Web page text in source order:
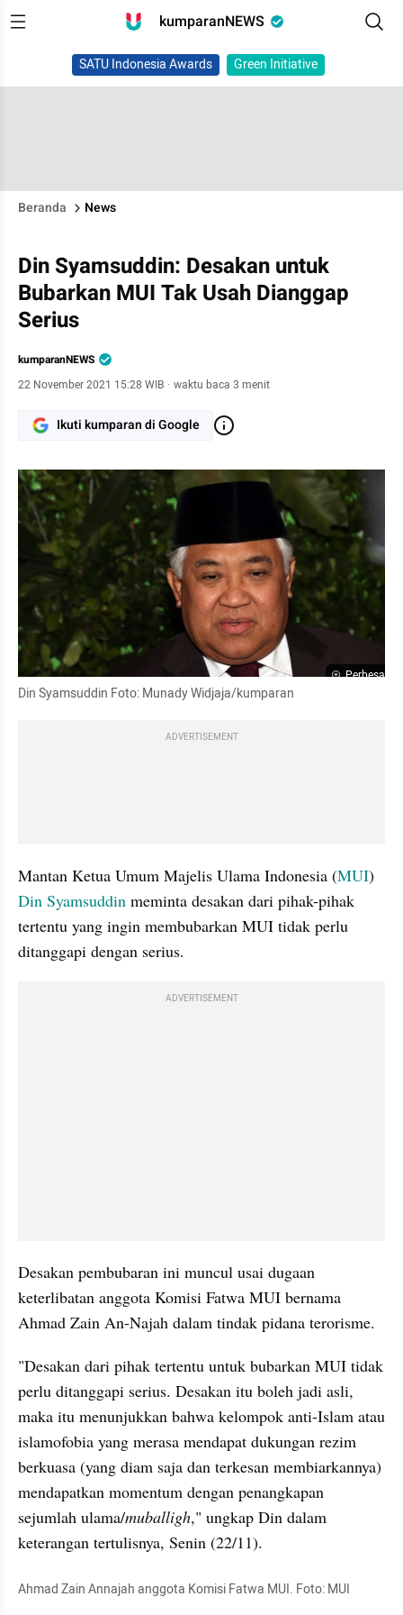
kumparanNEWS
SATU Indonesia Awards Green Initiative
Beranda News
Din Syamsuddin: Desakan untuk
Bubarkan MUI Tak Usah Dianggap
Serius
kumparanNEWS
22 November 2021 15:28 WIB · waktu baca 3 menit
Ikuti kumparan di Google
Perbesar
Din Syamsuddin Foto: Munady Widjaja/kumparan
ADVERTISEMENT
Mantan Ketua Umum Majelis Ulama Indonesia (MUI
Din Syamsuddin meminta desakan dari pihak-pihak
tertentu yang ingin membubarkan MUI tidak perlu
ditanggapi dengan serius.
ADVERTISEMENT
Desakan pembubaran ini muncul usai dugaan
keterlibatan anggota Komisi Fatwa MUI bernama
Ahmad Zain An-Najah dalam tindak pidana terorisme.
"Desakan dari pihak tertentu untuk bubarkan MUI tidak
perlu ditanggapi serius. Desakan itu boleh jadi asli,
maka itu menunjukkan bahwa kelompok anti-Islam atau
islamofobia yang merasa mendapat dukungan rezim
berkuasa (yang diam saja dan terkesan membiarkannya)
mendapatkan momentum dengan penangkapan
sejumlah ulama/muballigh," ungkap Din dalam
keterangan tertulisnya, Senin (22/11).
Ahmad Zain Annajah anggota Komisi Fatwa MUI. Foto: MUI